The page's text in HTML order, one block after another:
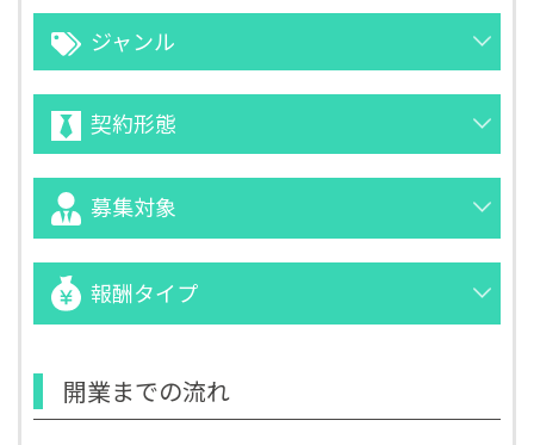
ジャンル
契約形態
募集対象
報酬タイプ
開業までの流れ